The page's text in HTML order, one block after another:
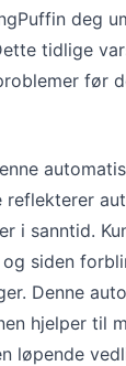
deg
tidlige
før
reflekterer
i sanntid.
og siden
Denne
hjelper til
løpende